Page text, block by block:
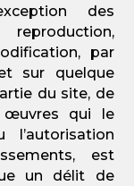
des
par
sur quelque
du site, de
qui le
est
un délit de